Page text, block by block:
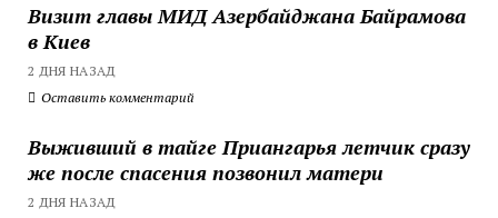
Визит главы МИД Азербайджана Байрамова
в Киев
2 ДНЯ НАЗАД
Оставить комментарий
Выживший в тайге Приангарья летчик сразу
же после спасения позвонил матери
2 ДНЯ НАЗАД